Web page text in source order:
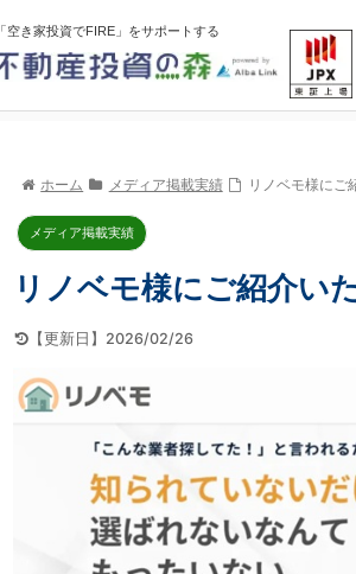
「空き家投資でFIRE」をサポートする
ホーム メディア掲載実績 リノベモ様にご
メディア掲載実績
リノベモ様にご紹介い
【更新日】2026/02/26